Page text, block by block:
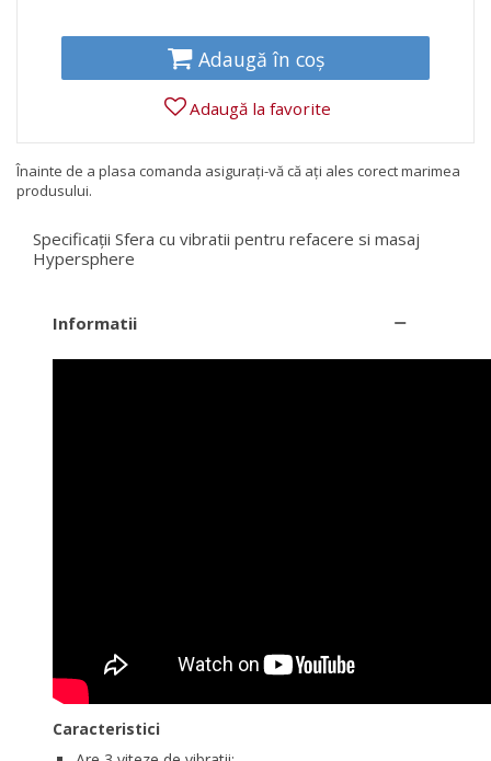
Adaugă în coș
Adaugă la favorite
Înainte de a plasa comanda asigurați-vă că ați ales corect marimea
produsului.
Specificații Sfera cu vibratii pentru refacere si masaj
Hypersphere
Informatii
Caracteristici